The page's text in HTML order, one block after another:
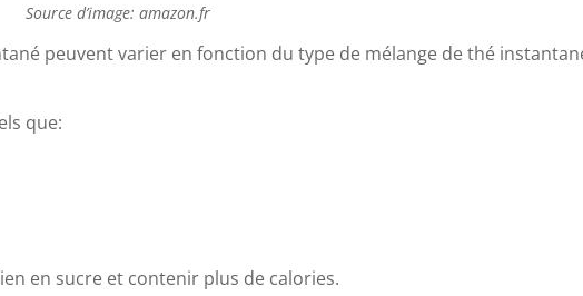
Source d’image: amazon.fr
peuvent varier en fonction du type de mélange de thé
que:
en sucre et contenir plus de calories.